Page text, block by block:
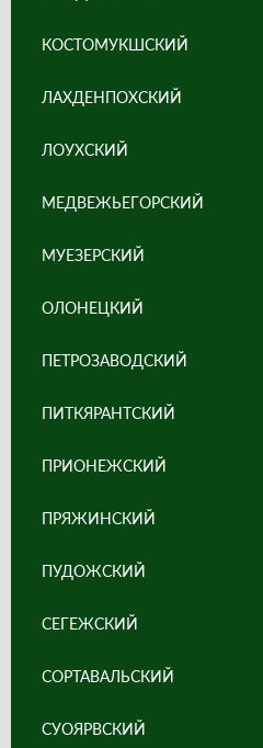
КОСТОМУКШСКИЙ
ЛАХДЕНПОХСКИЙ
ЛОУХСКИЙ
МЕДВЕЖЬЕГОРСКИЙ
МУЕЗЕРСКИЙ
ОЛОНЕЦКИЙ
ПЕТРОЗАВОДСКИЙ
ПИТКЯРАНТСКИЙ
ПРИОНЕЖСКИЙ
ПРЯЖИНСКИЙ
ПУДОЖСКИЙ
СЕГЕЖСКИЙ
СОРТАВАЛЬСКИЙ
СУОЯРВСКИЙ